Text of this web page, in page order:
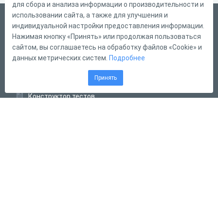
Русский
Справка
Форма обратной связи
Конструктор тестов
для сбора и анализа информации о производительности и
использовании сайта, а также для улучшения и
индивидуальной настройки предоставления информации.
Нажимая кнопку «Принять» или продолжая пользоваться
сайтом, вы соглашаетесь на обработку файлов «Cookie» и
данных метрических систем. Подробнее
Принять